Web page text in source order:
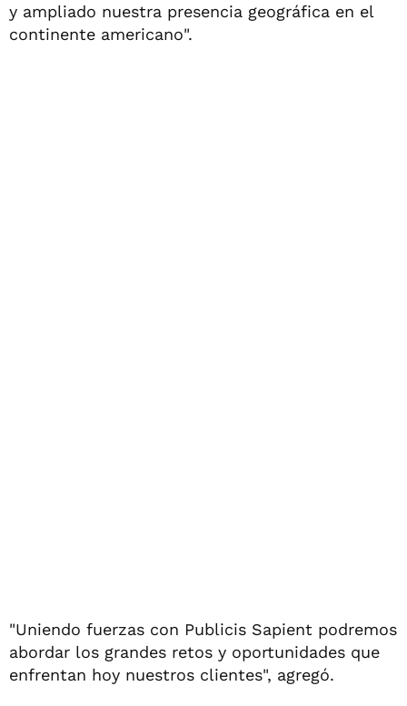
y ampliado nuestra presencia geográfica en el
continente americano".
"Uniendo fuerzas con Publicis Sapient podremos
abordar los grandes retos y oportunidades que
enfrentan hoy nuestros clientes", agregó.